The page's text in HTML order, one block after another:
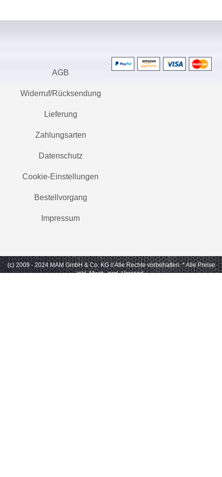
AGB
Widerruf/Rücksendung
Lieferung
Zahlungsarten
Datenschutz
Cookie-Einstellungen
Bestellvorgang
Impressum
(c) 2009 - 2024 MAM GmbH & Co. KG // Alle Rechte vorbehalten. * Alle Preise
inkl. Mwst., zzgl. Versand.